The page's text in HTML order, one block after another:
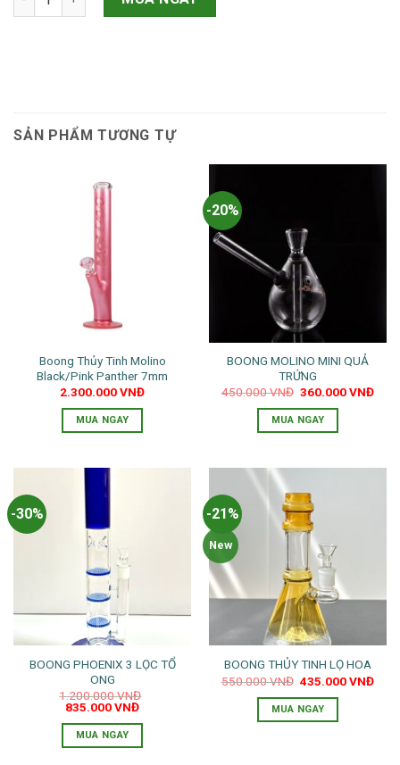
SẢN PHẨM TƯƠNG TỰ
Boong Thủy Tinh Molino
Black/Pink Panther 7mm
2.300.000VNĐ
MUA NGAY
này
có
biến
thể.
Các
tùy
chọn
có
thể
được
chọn
trên
trang
sản
-20%
BOONG MOLINO MINI QUẢ
TRỨNG
450.000VNĐ Giá
là:
450.000 VNĐ.
360.000VNĐGiá
MUA NGAY
-30%
BOONG PHOENIX 3 LỌC TỔ
ONG
1.200.000VNĐ
Giá
là:
1.200.000 VNĐ.
835.000VNĐGiá
tại
835.000 VNĐ.
MUA NGAY
-21%
New
BOONG THỦY TINH LỌ HOA
550.000VNĐ Giá
là:
550.000 VNĐ.
435.000VNĐGiá
MUA NGAY